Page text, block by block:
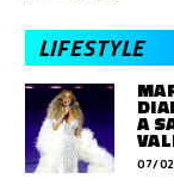
LIFESTYLE
A
07/